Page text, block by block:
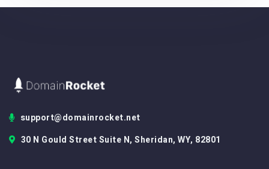
support@domainrocket.net
30 N Gould Street Suite N, Sheridan, WY, 82801